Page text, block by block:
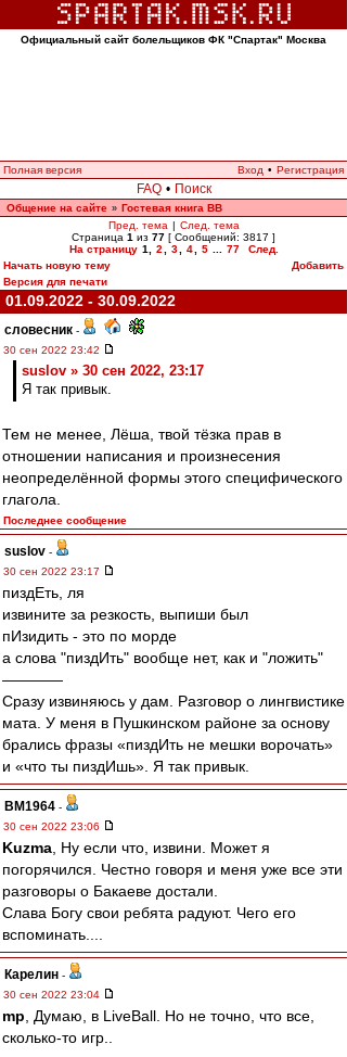
Официальный сайт болельщиков ФК "Спартак" Москва
Полная версия Вход • Регистрация
FAQ • Поиск
Общение на сайте » Гостевая книга ВВ
Пред. тема | След. тема
Страница 1 из 77 [ Сообщений: 3817 ]
На страницу 1 2 3 4 5 77
След.
Начать новую тему
Добавить
Версия для печати
01.09.2022 - 30.09.2022
словесник -
30 сен 2022 23:42
suslov » 30 сен 2022, 23:17
Я так привык.
Тем не менее, Лёша, твой тёзка прав в
отношении написания и произнесения
неопределённой формы этого специфического
глагола.
Последнее сообщение
suslov -
30 сен 2022 23:17
пиздЕть, ля
извините за резкость, выпиши был
пИзидить - это по морде
а слова "пиздИть" вообще нет, как и "ложить"
————
Сразу извиняюсь у дам. Разговор о лингвистике
мата. У меня в Пушкинском районе за основу
брались фразы «пиздИть не мешки ворочать»
и «что ты пиздИшь». Я так привык.
BM1964 -
30 сен 2022 23:06
Kuzma , Ну если что, извини. Может я
погорячился. Честно говоря и меня уже все эти
разговоры о Бакаеве достали.
Слава Богу свои ребята радуют. Чего его
вспоминать....
Карелин -
30 сен 2022 23:04
mp , Думаю, в LiveBall. Но не точно, что все,
сколько-то игр..